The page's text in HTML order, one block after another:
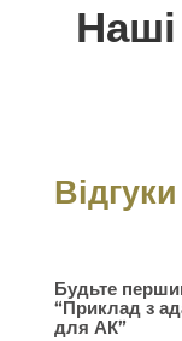
Будьте
“Приклад з
для АК”